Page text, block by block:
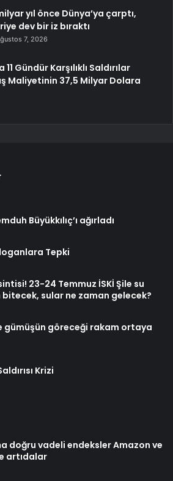
yıl önce Dünya’ya çarptı,
dev bir iz bıraktı
7, 2026
Gündür Karşılıklı Saldırılar
Maliyetinin 37,5 Milyar Dolara
Büyükkılıç’ı ağırladı
Tepki
23-24 Temmuz İSKİ Şile su
sular ne zaman gelecek?
gümüşün göreceği rakam ortaya
Krizi
doğru vadeli endeksler Amazon ve
artıdalar